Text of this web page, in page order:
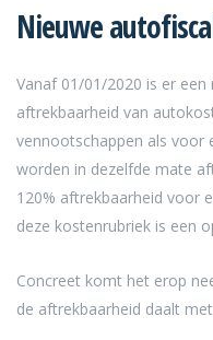
Nieuwe
Vanaf 01/01/2020 is er
aftrekbaarheid van
vennootschappen als voor
worden in dezelfde mate
120% aftrekbaarheid voor
deze kostenrubriek is een
Concreet komt het erop
de aftrekbaarheid daalt